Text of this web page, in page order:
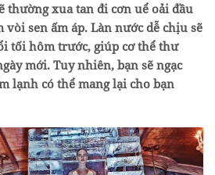
thường xua tan đi cơn uể oải đầu
vòi sen ấm áp. Làn nước dễ chịu sẽ
tối hôm trước, giúp cơ thể thư
mới. Tuy nhiên, bạn sẽ ngạc
lạnh có thể mang lại cho bạn